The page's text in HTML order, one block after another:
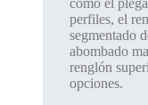
como el
perfiles, el
segmentado
abombado
renglón
opciones.